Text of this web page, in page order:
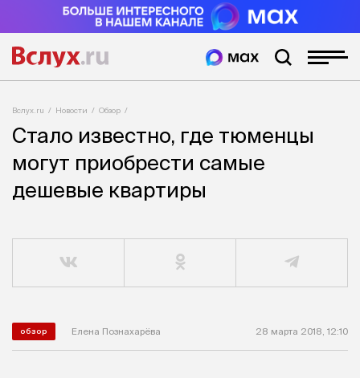
Вслух.ru Новости Обзор
Стало известно, где тюменцы
могут приобрести самые
дешевые квартиры
обзор Елена Познахарёва 28 марта 2018, 12:10